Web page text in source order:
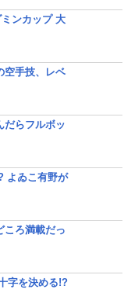
ミンカップ 大
空手技、レベ
だらフルボッ
よゐこ有野が
ころ満載だっ
字を決める!?